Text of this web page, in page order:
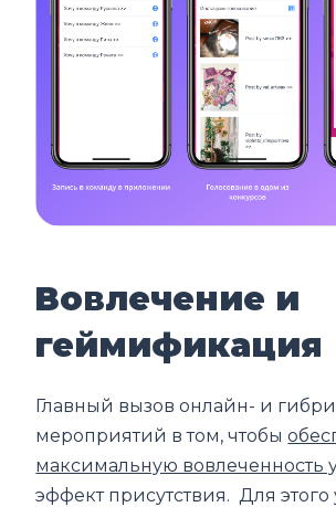
Вовлечение и
геймификация
Главный вызов онлайн- и
мероприятий в том, чтобы
максимальную вовлеченность
эффект присутствия. Для этого